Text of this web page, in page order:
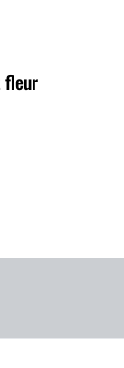
fleur